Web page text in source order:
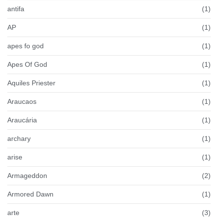
antifa (1)
AP (1)
apes fo god (1)
Apes Of God (1)
Aquiles Priester (1)
Araucaos (1)
Araucária (1)
archary (1)
arise (1)
Armageddon (2)
Armored Dawn (1)
arte (3)